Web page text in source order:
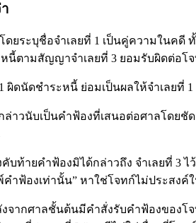
ดยระบุชื่อจำเลยที่ 1 เป็นคู่ความในคดี
หนี้ตามสัญญาจำเลยที่ 3 ยอมรับผิดต่อโ
ผิดนัดชำระหนี้ ย่อมเป็นผลให้จำเลย
ล่าวนับเป็นคำฟ้องที่เสนอต่อศาลโดย
บท้ายคำฟ้องมิได้กล่าวถึง จำเลยที่ 3
ำฟ้องเท่านั้น” หาใช่โจทก์ไม่ประสงค์
จากศาลชั้นต้นมีคำสั่งรับคำฟ้องของโจ